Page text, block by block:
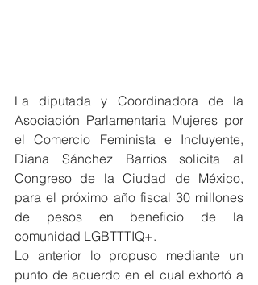
La diputada y Coordinadora de la
Asociación Parlamentaria Mujeres por
el Comercio Feminista e Incluyente,
Diana Sánchez Barrios solicita al
Congreso de la Ciudad de México,
para el próximo año fiscal 30 millones
de pesos en beneficio de la
comunidad LGBTTTIQ+.
Lo anterior lo propuso mediante un
punto de acuerdo en el cual exhortó a